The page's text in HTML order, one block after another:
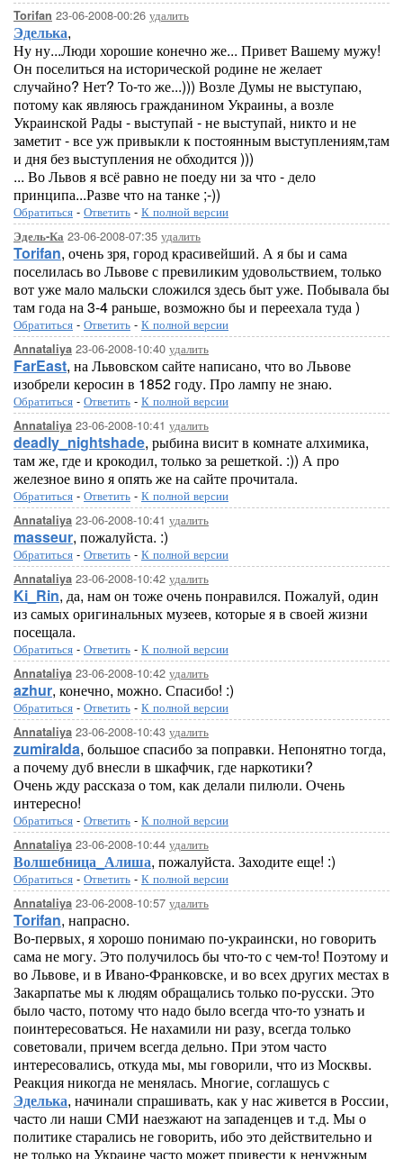
Torifan 23-06-2008-00:26 удалить
Эделька,
Ну ну...Люди хорошие конечно же... Привет Вашему мужу!
Он поселиться на исторической родине не желает
случайно? Нет? То-то же...))) Возле Думы не выступаю,
потому как являюсь гражданином Украины, а возле
Украинской Рады - выступай - не выступай, никто и не
заметит - все уж привыкли к постоянным выступлениям,там
и дня без выступления не обходится )))
... Во Львов я всё равно не поеду ни за что - дело
принципа...Разве что на танке ;-))
Обратиться - Ответить - К полной версии
Эдель-Ка 23-06-2008-07:35 удалить
Torifan, очень зря, город красивейший. А я бы и сама
поселилась во Львове с превиликим удовольствием, только
вот уже мало мальски сложился здесь быт уже. Побывала бы
там года на 3-4 раньше, возможно бы и переехала туда )
Обратиться - Ответить - К полной версии
Annataliya 23-06-2008-10:40 удалить
FarEast, на Львовском сайте написано, что во Львове
изобрели керосин в 1852 году. Про лампу не знаю.
Обратиться - Ответить - К полной версии
Annataliya 23-06-2008-10:41 удалить
deadly_nightshade, рыбина висит в комнате алхимика,
там же, где и крокодил, только за решеткой. :)) А про
железное вино я опять же на сайте прочитала.
Обратиться - Ответить - К полной версии
Annataliya 23-06-2008-10:41 удалить
masseur, пожалуйста. :)
Обратиться - Ответить - К полной версии
Annataliya 23-06-2008-10:42 удалить
Ki_Rin, да, нам он тоже очень понравился. Пожалуй, один
из самых оригинальных музеев, которые я в своей жизни
посещала.
Обратиться - Ответить - К полной версии
Annataliya 23-06-2008-10:42 удалить
azhur, конечно, можно. Спасибо! :)
Обратиться - Ответить - К полной версии
Annataliya 23-06-2008-10:43 удалить
zumiralda, большое спасибо за поправки. Непонятно тогда,
а почему дуб внесли в шкафчик, где наркотики?
Очень жду рассказа о том, как делали пилюли. Очень
интересно!
Обратиться - Ответить - К полной версии
Annataliya 23-06-2008-10:44 удалить
Волшебница_Алиша, пожалуйста. Заходите еще! :)
Обратиться - Ответить - К полной версии
Annataliya 23-06-2008-10:57 удалить
Torifan, напрасно.
Во-первых, я хорошо понимаю по-украински, но говорить
сама не могу. Это получилось бы что-то с чем-то! Поэтому и
во Львове, и в Ивано-Франковске, и во всех других местах в
Закарпатье мы к людям обращались только по-русски. Это
было часто, потому что надо было всегда что-то узнать и
поинтересоваться. Не нахамили ни разу, всегда только
советовали, причем всегда дельно. При этом часто
интересовались, откуда мы, мы говорили, что из Москвы.
Реакция никогда не менялась. Многие, соглашусь с
Эделька, начинали спрашивать, как у нас живется в России,
часто ли наши СМИ наезжают на западенцев и т.д. Мы о
политике старались не говорить, ибо это действительно и
не только на Украине часто может привести к ненужным